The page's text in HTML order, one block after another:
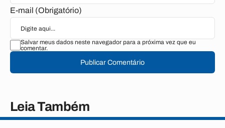
E-mail (Obrigatório)
Salvar meus dados neste navegador para a próxima vez que eu
comentar.
Publicar Comentário
Leia Também